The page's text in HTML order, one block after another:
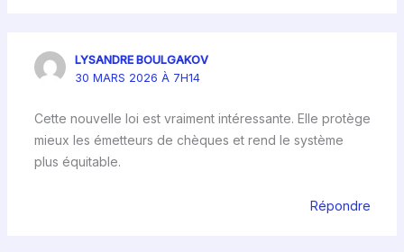
LYSANDRE BOULGAKOV
30 MARS 2026 À 7H14
Cette nouvelle loi est vraiment intéressante. Elle protège
mieux les émetteurs de chèques et rend le système
plus équitable.
Répondre